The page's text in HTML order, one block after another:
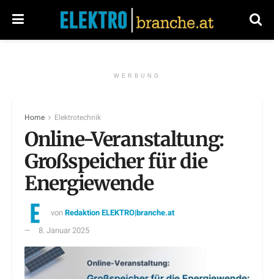
WERBUNG
Home Elektrotechnik
Online-Veranstaltung:
Großspeicher für die
Energiewende
vonRedaktion ELEKTRO|branche.at
8. Januar 2025